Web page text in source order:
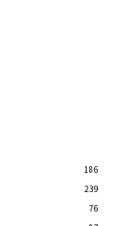
186
239
76